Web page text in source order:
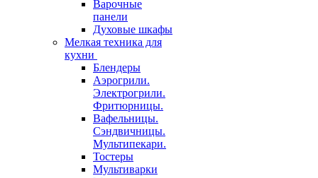
Варочные
панели
Духовые шкафы
Мелкая техника для
кухни
Блендеры
Аэрогрили.
Электрогрили.
Фритюрницы.
Вафельницы.
Сэндвичницы.
Мультипекари.
Тостеры
Мультиварки